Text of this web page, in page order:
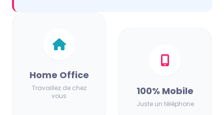
Home Office
Travaillez de chez
vous
100% Mobile
Juste un téléphone